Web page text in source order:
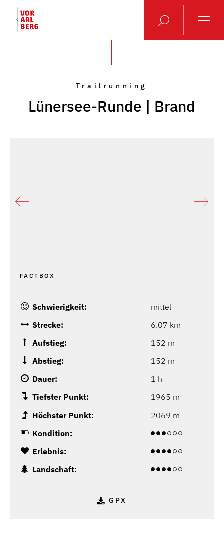
Trailrunning
Lünersee-Runde | Brand
FACTBOX
Schwierigkeit:
mittel
Strecke:
6.07 km
Aufstieg:
152 m
Abstieg:
152 m
Dauer:
1 h
Tiefster Punkt:
1965 m
Höchster Punkt:
2069 m
Kondition:
Erlebnis:
Landschaft:
GPX